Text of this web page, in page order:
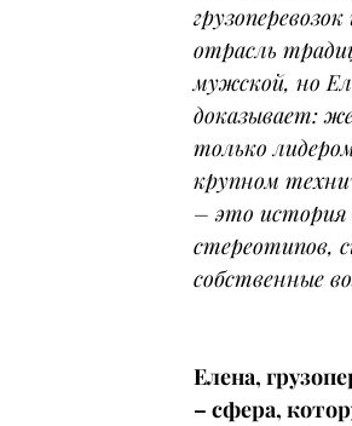
отрасль
мужской, но
доказывает:
только
крупном
– это история
стереотипов,
собственные
Елена,
– сфера,